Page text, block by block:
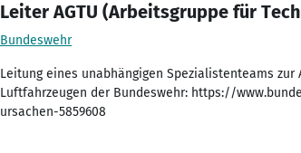
Leiter AGTU (Arbeitsgruppe für
Bundeswehr
Leitung eines unabhängigen Spezialistenteams
Luftfahrzeugen der Bundeswehr: https://
ursachen-5859608